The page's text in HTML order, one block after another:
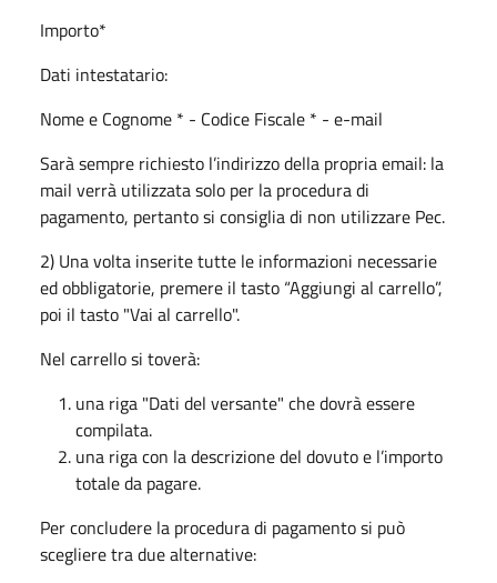
Importo*
Dati intestatario:
Nome e Cognome * - Codice Fiscale * - e-mail
Sarà sempre richiesto l’indirizzo della propria email: la
mail verrà utilizzata solo per la procedura di
pagamento, pertanto si consiglia di non utilizzare Pec.
2) Una volta inserite tutte le informazioni necessarie
ed obbligatorie, premere il tasto “Aggiungi al carrello”,
poi il tasto "Vai al carrello".
Nel carrello si toverà:
una riga "Dati del versante" che dovrà essere
compilata.
una riga con la descrizione del dovuto e l’importo
totale da pagare.
Per concludere la procedura di pagamento si può
scegliere tra due alternative: